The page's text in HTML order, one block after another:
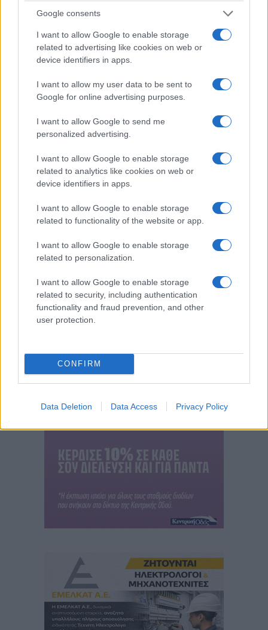
Google consents
I want to allow Google to enable storage
related to advertising like cookies on web or
device identifiers in apps.
I want to allow my user data to be sent to
Google for online advertising purposes.
I want to allow Google to send me
personalized advertising.
I want to allow Google to enable storage
related to analytics like cookies on web or
device identifiers in apps.
I want to allow Google to enable storage
related to functionality of the website or app.
I want to allow Google to enable storage
related to personalization.
I want to allow Google to enable storage
related to security, including authentication
functionality and fraud prevention, and other
user protection.
CONFIRM
Data Deletion Data Access Privacy Policy
ΚΟΙΝΩΝΊΑ
ιστορία, το Προάστειο
ιστορία, γεμάτη πίστη,
μνήμες
9 Αυγούστου 2026, 5:27 μμ
ΚΟΙΝΩΝΊΑ
Συνεχίζονται οι
εργασίες βελτίωσης
υποδομών στο Δήμο
(Φωτογραφίες)
9 Αυγούστου 2026, 5:03 μμ